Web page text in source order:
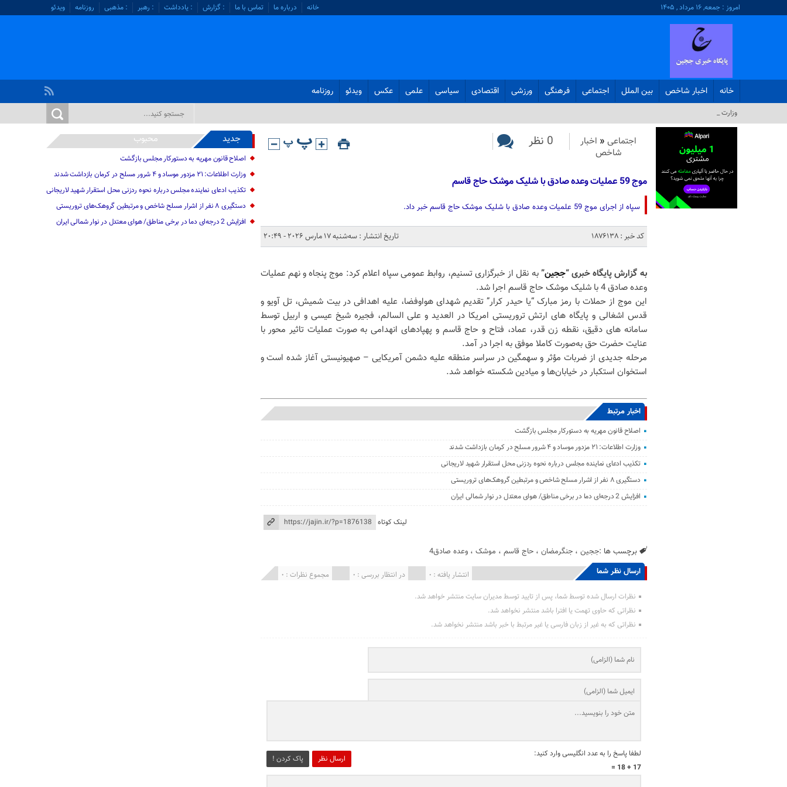
امروز : جمعه, ۱۶ مرداد , ۱۴۰۵ خانه درباره ما تماس با ما : گزارش : یادداشت : رهبر : مذهبی روزنامه ویدئو
خانه اخبار شاخص بین الملل اجتماعی فرهنگی ورزشی اقتصادی سیاسی علمی عکس ویدئو روزنامه
وزارت اطلاع_
اجتماعی « اخبار
شاخص
0 نظر
موج 59 عملیات وعده صادق با شلیک موشک حاج قاسم
سپاه از اجرای موج 59 علمیات وعده صادق با شلیک موشک حاج قاسم خبر داد.
کد خبر : 1876138 تاریخ انتشار : سه‌شنبه 17 مارس 2026 - 20:49
به گزارش پایگاه خبری “ججین”به نقل از خبرگزاری تسنیم، روابط عمومی سپاه اعلام کرد: موج پنجاه و نهم عملیات
وعده صادق 4 با شلیک موشک حاج قاسم اجرا شد.
این موج از حملات با رمز مبارک “یا حیدر کرار” تقدیم شهدای هواوفضا، علیه اهدافی در بیت شمیش، تل آویو و
قدس اشغالی و پایگاه های ارتش تروریستی امریکا در العدید و علی السالم، فجیره شیخ عیسی و اربیل توسط
سامانه های دقیق، نقطه زن قدر، عماد، فتاح و حاج قاسم و پهپادهای انهدامی به صورت عملیات تاثیر محور با
عنایت حضرت حق به‌صورت کاملا موفق به اجرا در آمد.
مرحله جدیدی از ضربات مؤثر و سهمگین در سراسر منطقه علیه دشمن آمریکایی – صهیونیستی آغاز شده است و
استخوان استکبار در خیابان‌ها و میادین شکسته خواهد شد.
اخبار مرتبط
اصلاح قانون مهریه به دستورکار مجلس بازگشت
وزارت اطلاعات: ۲۱ مزدور موساد و ۴ شرور مسلح در کرمان بازداشت شدند
تکذیب ادعای نماینده مجلس درباره نحوه ردزنی محل استقرار شهید لاریجانی
دستگیری ۸ نفر از اشرار مسلح شاخص و مرتبطین گروهک‌های تروریستی
افزایش 2 درجه‌ای دما در برخی مناطق/ هوای معتدل در نوار شمالی ایران
لینک کوتاه
برچسب ها :ججین ،جنگرمضان ،حاج قاسم ، موشک ،وعده صادق4
ارسال نظر شما مجموع نظرات : 0 در انتظار بررسی : 0 انتشار یافته : 0
نظرات ارسال شده توسط شما، پس از تایید توسط مدیران سایت منتشر خواهد شد.
نظراتی که حاوی تهمت یا افترا باشد منتشر نخواهد شد.
نظراتی که به غیر از زبان فارسی یا غیر مرتبط با خبر باشد منتشر نخواهد شد.
ارسال نظر پاک کردن !
لطفا پاسخ را به عدد انگلیسی وارد کنید:
17 + 18 =
جدید محبوب
اصلاح قانون مهریه به دستورکار مجلس بازگشت
وزارت اطلاعات: ۲۱ مزدور موساد و ۴ شرور مسلح در کرمان بازداشت شدند
تکذیب ادعای نماینده مجلس درباره نحوه ردزنی محل استقرار شهید لاریجانی
دستگیری ۸ نفر از اشرار مسلح شاخص و مرتبطین گروهک‌های تروریستی
افزایش 2 درجه‌ای دما در برخی مناطق/ هوای معتدل در نوار شمالی ایران